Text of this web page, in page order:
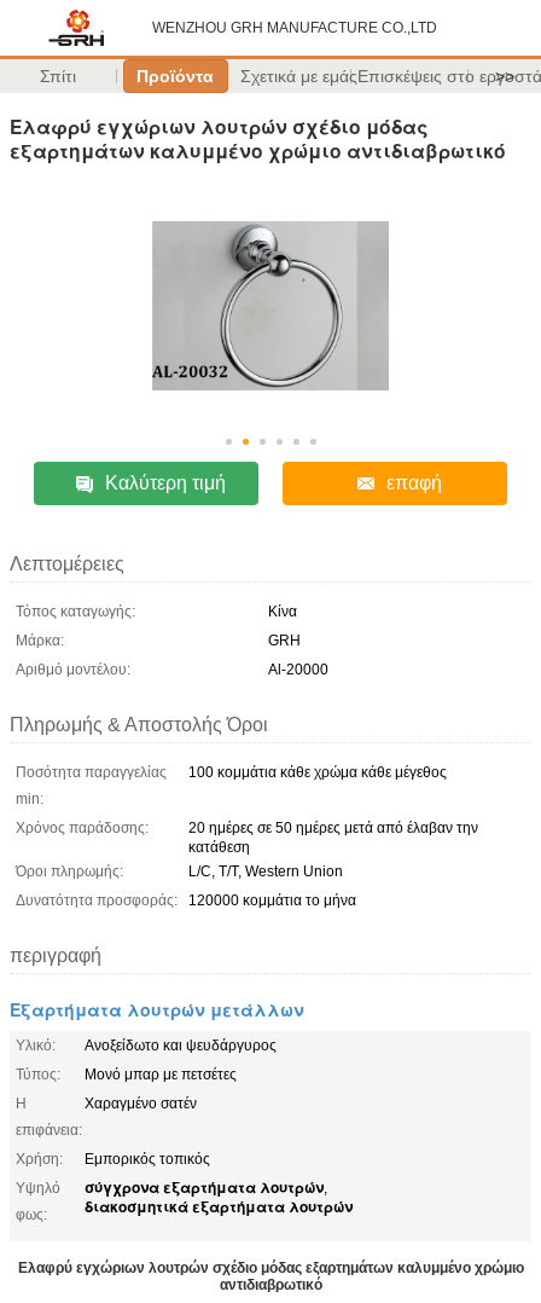
WENZHOU GRH MANUFACTURE CO.,LTD
Σπίτι Προϊόντα Σχετικά με εμάςΕπισκέψεις στο >>
Ελαφρύ εγχώριων λουτρών σχέδιο μόδας
εξαρτημάτων καλυμμένο χρώμιο αντιδιαβρωτικό
Καλύτερη τιμή επαφή
Λεπτομέρειες
Τόπος καταγωγής:
Κίνα
Μάρκα:
GRH
Αριθμό μοντέλου:
Al-20000
Πληρωμής & Αποστολής Όροι
Ποσότητα παραγγελίας
min:
100 κομμάτια κάθε χρώμα κάθε μέγεθος
Χρόνος παράδοσης:
20 ημέρες σε 50 ημέρες μετά από έλαβαν την
κατάθεση
Όροι πληρωμής:
L/C, T/T, Western Union
Δυνατότητα προσφοράς:
120000 κομμάτια το μήνα
περιγραφή
Εξαρτήματα λουτρών μετάλλων
Υλικό:
Ανοξείδωτο και ψευδάργυρος
Τύπος:
Μονό μπαρ με πετσέτες
Η
επιφάνεια:
Χαραγμένο σατέν
Χρήση:
Εμπορικός τοπικός
Υψηλό
φως:
σύγχρονα εξαρτήματα λουτρών,
διακοσμητικά εξαρτήματα λουτρών
Ελαφρύ εγχώριων λουτρών σχέδιο μόδας εξαρτημάτων καλυμμένο χρώμιο
αντιδιαβρωτικό